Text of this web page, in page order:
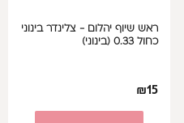
ראש שיוף יהלום - צלינדר בינוני
כחול 0.33 (בינוני)
₪15